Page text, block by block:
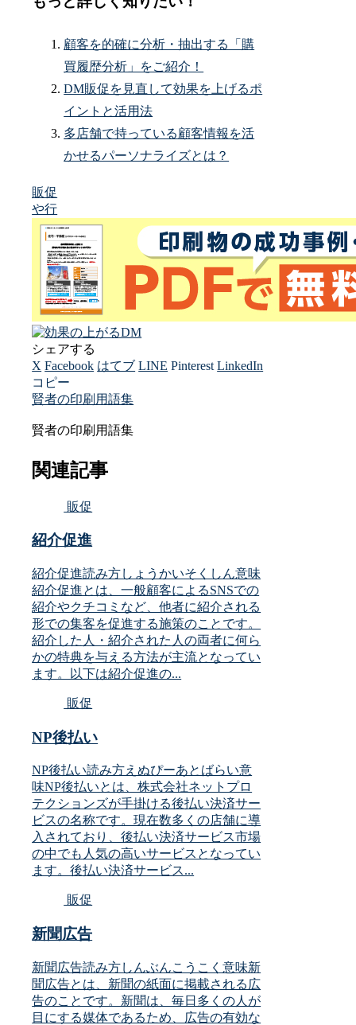
顧客を的確に分析・抽出する「購
買履歴分析」をご紹介！
DM販促を見直して効果を上げるポ
イントと活用法
多店舗で持っている顧客情報を活
かせるパーソナライズとは？
販促
や行
シェアする
X Facebook はてブ LINE Pinterest LinkedIn
コピー
賢者の印刷用語集
賢者の印刷用語集
関連記事
販促
紹介促進
紹介促進読み方しょうかいそくしん意味
紹介促進とは、一般顧客によるSNSでの
紹介やクチコミなど、他者に紹介される
形での集客を促進する施策のことです。
紹介した人・紹介された人の両者に何ら
かの特典を与える方法が主流となってい
ます。以下は紹介促進の...
販促
NP後払い
NP後払い読み方えぬぴーあとばらい意
味NP後払いとは、株式会社ネットプロ
テクションズが手掛ける後払い決済サー
ビスの名称です。現在数多くの店舗に導
入されており、後払い決済サービス市場
の中でも人気の高いサービスとなってい
ます。後払い決済サービス...
販促
新聞広告
新聞広告読み方しんぶんこうこく意味新
聞広告とは、新聞の紙面に掲載される広
告のことです。新聞は、毎日多くの人が
目にする媒体であるため、広告の有効な